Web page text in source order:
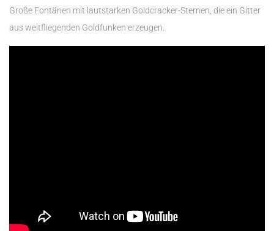
Große Fontänen mit lautstarken Goldcracker-Sternen, die ein Gitter
aus weitfliegenden Goldfunken erzeugen.